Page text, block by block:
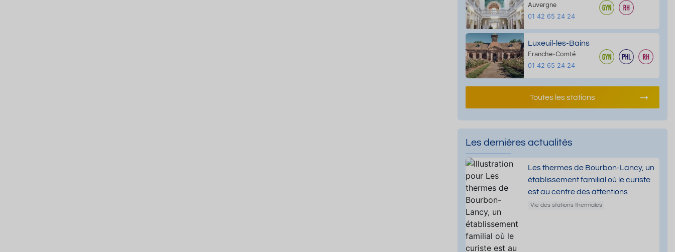
Auvergne
01 42 65 24 24
Luxeuil-les-Bains
Franche-Comté
01 42 65 24 24
Toutes les stations
Les dernières actualités
Les thermes de Bourbon-Lancy, un
établissement familial où le curiste
est au centre des attentions
Vie des stations thermales